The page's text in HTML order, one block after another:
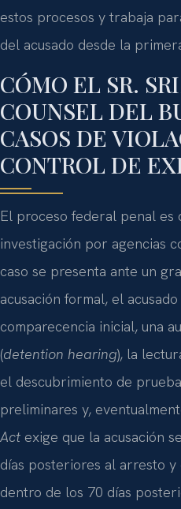
estos procesos y trabaja
del acusado desde la
CÓMO EL SR.
COUNSEL DEL
CASOS DE
CONTROL DE
El proceso federal penal es
investigación por agencias
caso se presenta ante un
acusación formal, el
comparecencia inicial, una
(detention hearing), la
el descubrimiento de
preliminares y,
Act exige que la acusación
días posteriores al arresto y
dentro de los 70 días